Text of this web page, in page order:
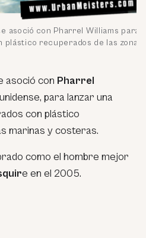
asoció con Pharrel Williams para
plástico recuperados de las
asoció con Pharrel
para lanzar una
con plástico
marinas y costeras.
como el hombre mejor
e en el 2005.